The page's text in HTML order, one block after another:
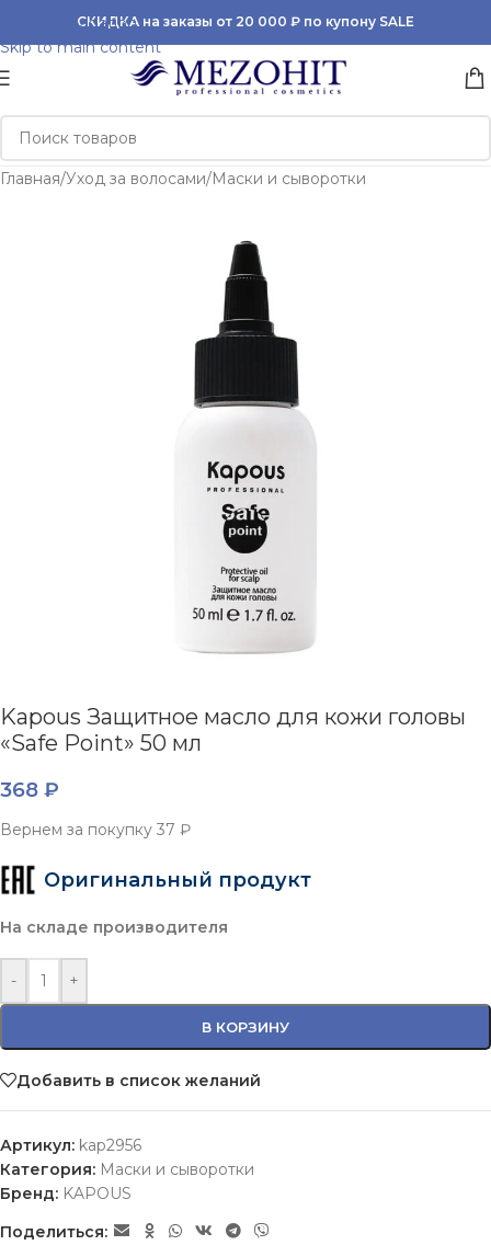
Skip to navigation
Skip to main content
СКИДКА на заказы от 20 000 ₽ по купону SALE
Главная/Уход за волосами/Маски и сыворотки
Kapous Защитное масло для кожи головы
«Safe Point» 50 мл
368 ₽
Вернем за покупку 37 ₽
Оригинальный продукт
На складе производителя
- +
В КОРЗИНУ
Добавить в список желаний
Артикул: kap2956
Категория: Маски и сыворотки
Бренд: KAPOUS
Поделиться: